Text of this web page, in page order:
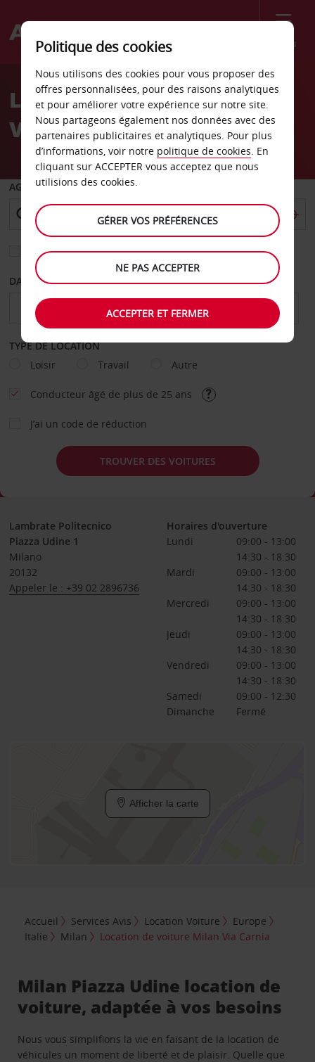
Menu
Welcome
AvisLocation de voiture Milan
Via Carnia
AGENCE DE DÉPART
Sélectionnez une autre agence de retour
DATE DE DÉPART DATE DE RETOUR
TYPE DE LOCATION
Loisir
Travail Autre
Conducteur âgé de plus de 25 ans
J’ai un code de réduction
TROUVER DES VOITURES
Lambrate Politecnico
Piazza Udine 1
Milano
20132
Appeler le : +39 02 2896736
Horaires d'ouverture
Lundi
09:00 - 13:00
14:30 - 18:30
Mardi
09:00 - 13:00
14:30 - 18:30
Mercredi
09:00 - 13:00
14:30 - 18:30
Jeudi
09:00 - 13:00
14:30 - 18:30
Vendredi
09:00 - 13:00
14:30 - 18:30
Samedi
09:00 - 12:30
Dimanche
Fermé
Afficher la carte
Accueil Services Avis Location Voiture
Europe
Italie
Milan Location de voiture Milan Via Carnia
Milan Piazza Udine location de
voiture, adaptée à vos besoins
Nous vous simplifions la vie en faisant de la location de
véhicules un moment de liberté et de plaisir. Quelle que
Politique des cookies
Nous utilisons des cookies pour vous proposer des
offres personnalisées, pour des raisons analytiques
et pour améliorer votre expérience sur notre site.
Nous partageons également nos données avec des
partenaires publicitaires et analytiques. Pour plus
d’informations, voir notre politique de cookies. En
cliquant sur ACCEPTER vous acceptez que nous
utilisions des cookies.
GÉRER VOS PRÉFÉRENCES
NE PAS ACCEPTER
ACCEPTER ET FERMER